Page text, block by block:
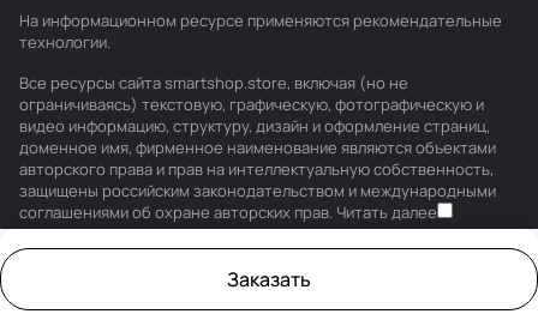
Заказать
На информационном ресурсе применяются рекомендательные
технологии.
Все ресурсы сайта smartshop.store, включая (но не
ограничиваясь) текстовую, графическую, фотографическую и
видео информацию, структуру, дизайн и оформление страниц,
доменное имя, фирменное наименование являются объектами
авторского права и прав на интеллектуальную собственность,
защищены российским законодательством и международными
соглашениями об охране авторских прав. Читать далее